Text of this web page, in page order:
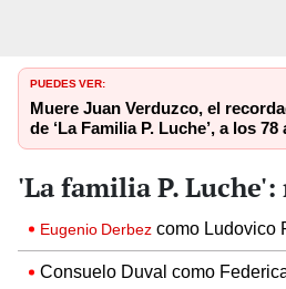
PUEDES VER:
Muere Juan Verduzco, el
de ‘La Familia P. Luche’, a los 78
'La familia P.
Eugenio Derbez como Ludovico
Consuelo Duval como